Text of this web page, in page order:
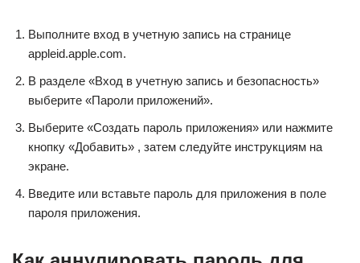
Выполните вход в учетную запись на странице
appleid.apple.com.
В разделе «Вход в учетную запись и безопасность»
выберите «Пароли приложений».
Выберите «Создать пароль приложения» или нажмите
кнопку «Добавить» , затем следуйте инструкциям на
экране.
Введите или вставьте пароль для приложения в поле
пароля приложения.